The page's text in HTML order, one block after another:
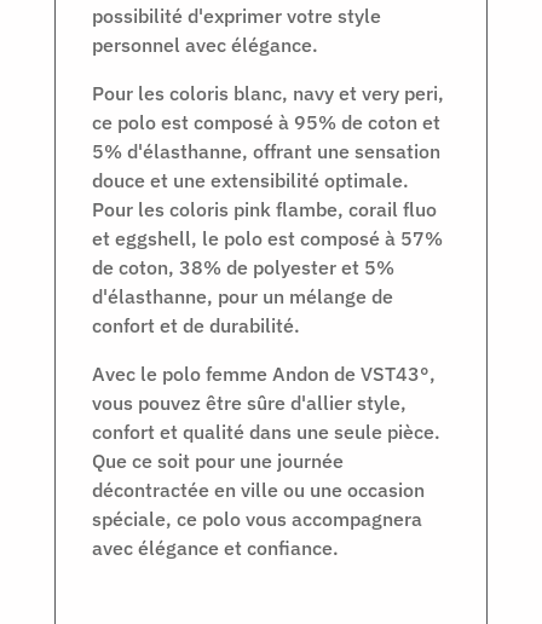
possibilité d'exprimer votre style
personnel avec élégance.
Pour les coloris blanc, navy et very peri,
ce polo est composé à 95% de coton et
5% d'élasthanne, offrant une sensation
douce et une extensibilité optimale.
Pour les coloris pink flambe, corail fluo
et eggshell, le polo est composé à 57%
de coton, 38% de polyester et 5%
d'élasthanne, pour un mélange de
confort et de durabilité.
Avec le polo femme Andon de VST43°,
vous pouvez être sûre d'allier style,
confort et qualité dans une seule pièce.
Que ce soit pour une journée
décontractée en ville ou une occasion
spéciale, ce polo vous accompagnera
avec élégance et confiance.